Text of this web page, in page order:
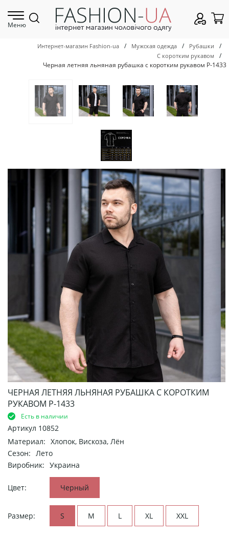
Меню
Интернет-магазин Fashion-ua / Мужская одежда / Рубашки /
С коротким рукавом
/
Черная летняя льняная рубашка с коротким рукавом Р-1433
ЧЕРНАЯ ЛЕТНЯЯ ЛЬНЯНАЯ РУБАШКА С КОРОТКИМ
РУКАВОМ Р-1433
Есть в наличии
Артикул 10852
Материал: Хлопок, Вискоза, Лён
Сезон: Лето
Виробник: Украина
Цвет: Черный
Размер: S M L XL XXL